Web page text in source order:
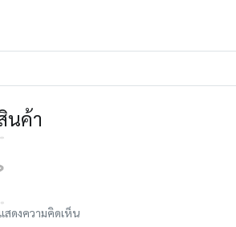
นค้า
ดงความคิดเห็น